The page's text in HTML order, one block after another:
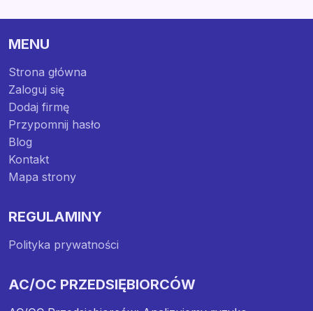
MENU
Strona główna
Zaloguj się
Dodaj firmę
Przypomnij hasło
Blog
Kontakt
Mapa strony
REGULAMINY
Polityka prywatności
AC/OC PRZEDSIĘBIORCÓW